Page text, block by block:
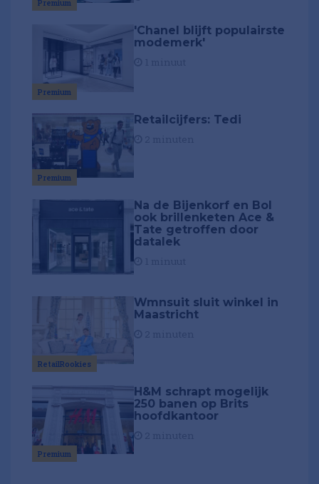
Premium
Premium
'Chanel blijft populairste
modemerk'
Premium
Retailcijfers: Tedi
Na de Bijenkorf en Bol
ook brillenketen Ace &
Tate getroffen door
datalek
RetailRookies
Wmnsuit sluit winkel in
Maastricht
Premium
H&M schrapt mogelijk
250 banen op Brits
hoofdkantoor